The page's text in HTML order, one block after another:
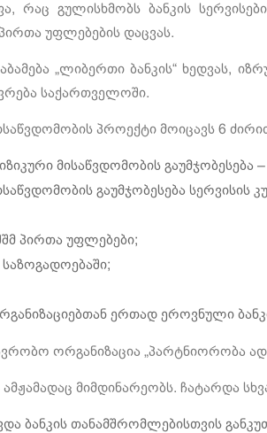
რაც გულისხმობს ბანკის
პირთა უფლებების დაცვას.
„ლიბერთი ბანკის“ ხედვას,
საქართველოში.
პროექტი მოიცავს 6
მისაწვდომობის გაუმჯობესება
გაუმჯობესება
პირთა უფლებები;
ერთად ეროვნული
ორგანიზაცია „პარტნიორობა
მიმდინარეობს. ჩატარდა
ბანკის თანამშრომლებისთვის